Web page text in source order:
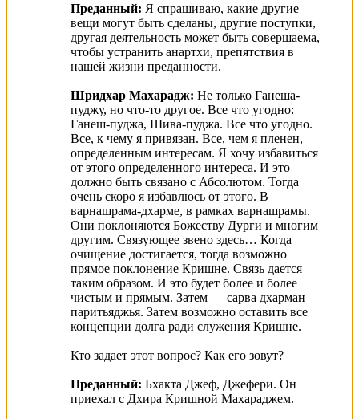
Преданный: Я спрашиваю, какие другие
вещи могут быть сделаны, другие поступки,
другая деятельность может быть совершаема,
чтобы устранить анартхи, препятствия в
нашей жизни преданности.
Шридхар Махарадж: Не только Ганеша-
пуджу, но что-то другое. Все что угодно:
Ганеш-пуджа, Шива-пуджа. Все что угодно.
Все, к чему я привязан. Все, чем я пленен,
определенным интересам. Я хочу избавиться
от этого определенного интереса. И это
должно быть связано с Абсолютом. Тогда
очень скоро я избавлюсь от этого. В
варнашрама-дхарме, в рамках варнашрамы.
Они поклоняются Божеству Дурги и многим
другим. Связующее звено здесь… Когда
очищение достигается, тогда возможно
прямое поклонение Кришне. Связь дается
таким образом. И это будет более и более
чистым и прямым. Затем — сарва дхарман
паритьяджья. Затем возможно оставить все
концепции долга ради служения Кришне.
Кто задает этот вопрос? Как его зовут?
Преданный: Бхакта Джеф, Джефери. Он
приехал с Дхира Кришной Махараджем.